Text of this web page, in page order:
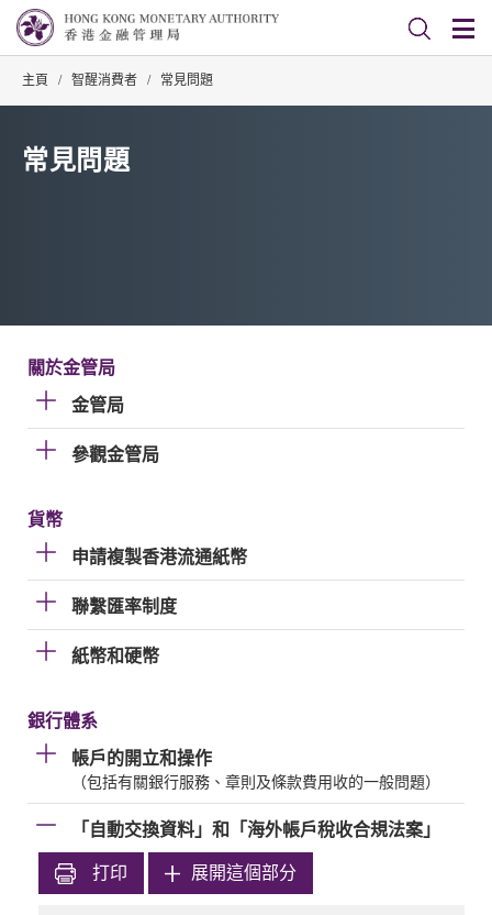
主頁 / 智醒消費者 / 常見問題
常見問題
關於金管局
金管局
參觀金管局
貨幣
申請複製香港流通紙幣
聯繫匯率制度
紙幣和硬幣
銀行體系
帳戶的開立和操作
（包括有關銀行服務、章則及條款費用收的一般問題）
「自動交換資料」和「海外帳戶稅收合規法案」
打印 展開這個部分